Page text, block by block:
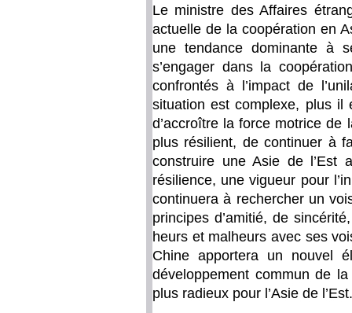
Le ministre des Affaires
actuelle de la coopération en
une tendance dominante à
s’engager dans la
confrontés à l’impact de
situation est complexe, plus il
d’accroître la force motrice de
plus résilient, de continuer à
construire une Asie de l’Est
résilience, une vigueur pour
continuera à rechercher un
principes d’amitié, de
heurs et malheurs avec ses
Chine apportera un nouvel
développement commun de
plus radieux pour l’Asie de l’Est.